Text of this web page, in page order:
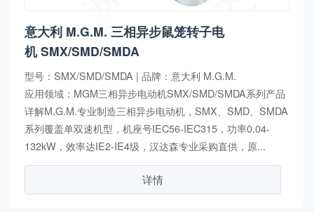
意大利 M.G.M. 三相异步鼠笼转子电
机 SMX/SMD/SMDA
型号：SMX/SMD/SMDA | 品牌：意大利 M.G.M.
应用领域：MGM三相异步电动机SMX/SMD/SMDA系列产品
详解M.G.M.专业制造三相异步电动机，SMX、SMD、SMDA
系列覆盖单双速机型，机座号IEC56-IEC315，功率0.04-
132kW，效率达IE2-IE4级，汉达森专业采购直供，原...
详情